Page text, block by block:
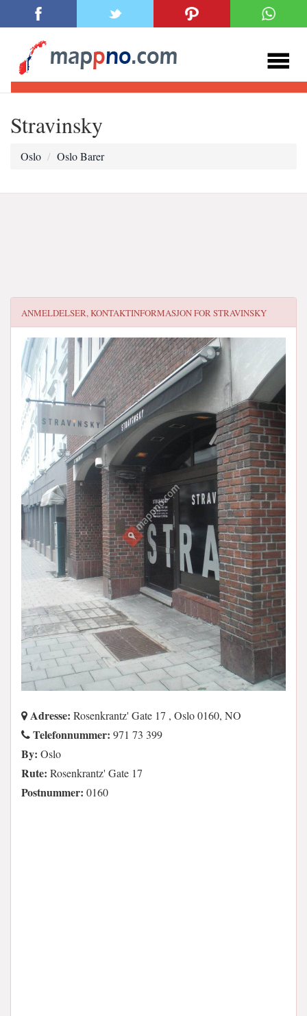
Stravinsky
Oslo Oslo Barer
ANMELDELSER, KONTAKTINFORMASJON FORSTRAVINSKY
Adresse: Rosenkrantz' Gate 17 , Oslo 0160, NO
Telefonnummer: 971 73 399
By: Oslo
Rute: Rosenkrantz' Gate 17
Postnummer: 0160